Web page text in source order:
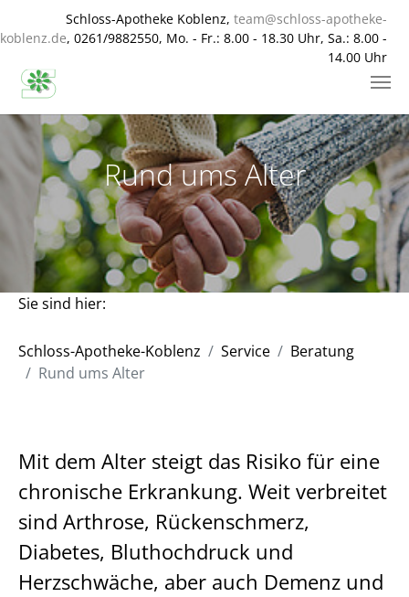
Zum Hauptinhalt springen
Schloss-Apotheke Koblenz, team@schloss-apotheke-
koblenz.de, 0261/9882550, Mo. - Fr.: 8.00 - 18.30 Uhr, Sa.: 8.00 -
14.00 Uhr
Rund ums Alter
Sie sind hier:
Schloss-Apotheke-Koblenz Service
Beratung
Rund ums Alter
Mit dem Alter steigt das Risiko für eine
chronische Erkrankung. Weit verbreitet
sind Arthrose, Rückenschmerz,
Diabetes, Bluthochdruck und
Herzschwäche, aber auch Demenz und